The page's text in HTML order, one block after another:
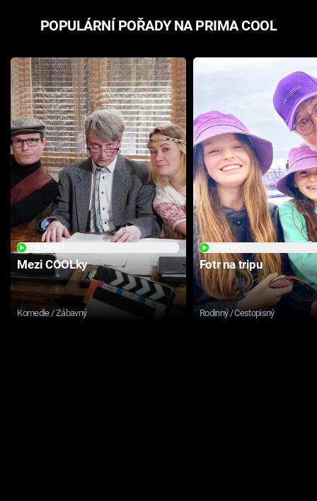
POPULÁRNÍ POŘADY NA PRIMA COOL
Mezi COOLky
Komedie / Zábavný
Fotr na tripu
Rodinný / Cestopisný